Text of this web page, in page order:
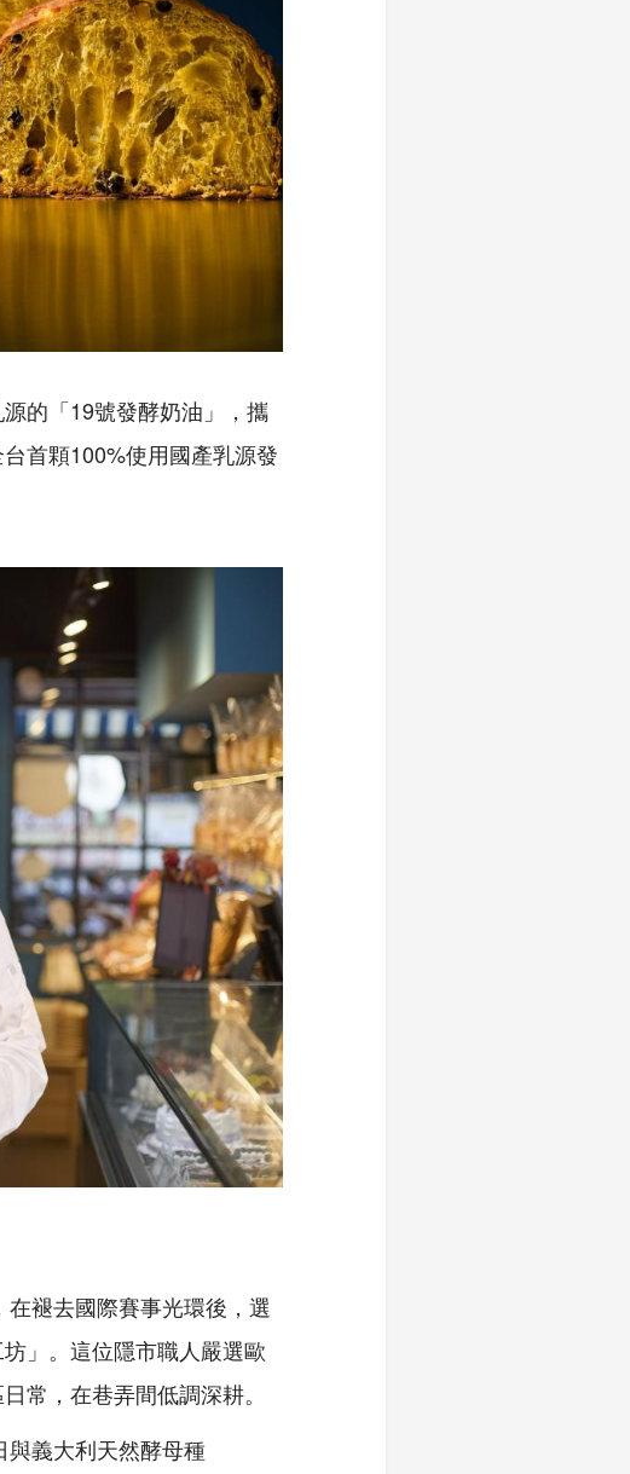
的「19號發酵奶油」，攜
首顆100%使用國產乳源發
褪去國際賽事光環後，選
」。這位隱市職人嚴選歐
常，在巷弄間低調深耕。
義大利天然酵母種